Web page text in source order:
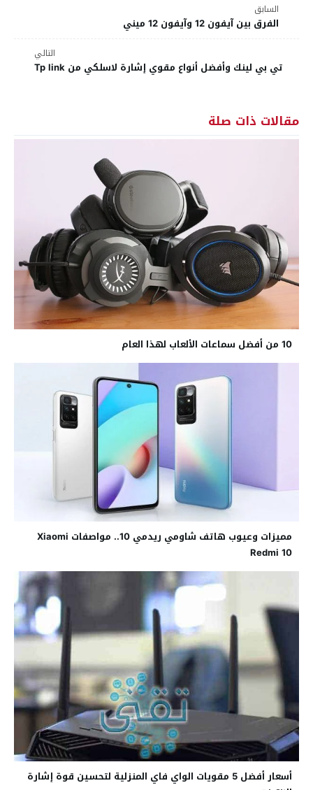
السابق
الفرق بين آيفون 12 وآيفون 12 ميني
التالي
تي بي لينك وأفضل أنواع مقوي إشارة لاسلكي من Tp link
مقالات ذات صلة
10 من أفضل سماعات الألعاب لهذا العام
مميزات وعيوب هاتف شاومي ريدمي 10.. مواصفات Xiaomi
Redmi 10
أسعار أفضل 5 مقويات الواي فاي المنزلية لتحسين قوة إشارة